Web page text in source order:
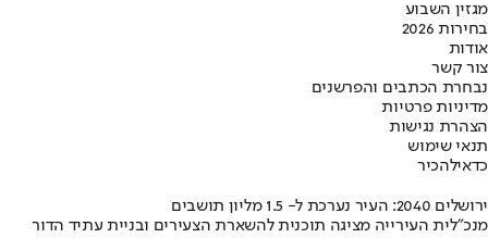
מגזין השבוע
בחירות 2026
אודות
צור קשר
נבחרת הכתבים והפרשנים
מדיניות פרטיות
הצהרת נגישות
תנאי שימוש
כדאילהכיר
ירושלים 2040: העיר נערכת ל- 1.5 מליון תושבים
מנכ"לית העירייה מציגה תוכנית להשארת הצעירים ובניית עתיד הדור